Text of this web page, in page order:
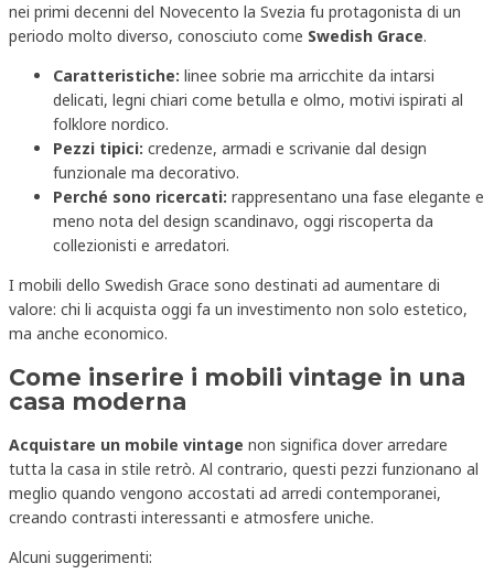
nei primi decenni del Novecento la Svezia fu protagonista di un
periodo molto diverso, conosciuto come Swedish Grace.
Caratteristiche: linee sobrie ma arricchite da intarsi
delicati, legni chiari come betulla e olmo, motivi ispirati al
folklore nordico.
Pezzi tipici: credenze, armadi e scrivanie dal design
funzionale ma decorativo.
Perché sono ricercati: rappresentano una fase elegante e
meno nota del design scandinavo, oggi riscoperta da
collezionisti e arredatori.
I mobili dello Swedish Grace sono destinati ad aumentare di
valore: chi li acquista oggi fa un investimento non solo estetico,
ma anche economico.
Come inserire i mobili vintage in una
casa moderna
Acquistare un mobile vintage non significa dover arredare
tutta la casa in stile retrò. Al contrario, questi pezzi funzionano al
meglio quando vengono accostati ad arredi contemporanei,
creando contrasti interessanti e atmosfere uniche.
Alcuni suggerimenti: